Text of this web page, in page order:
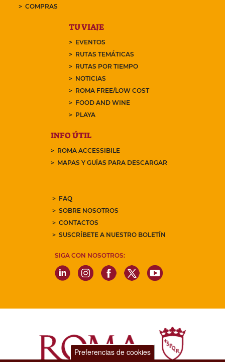
COMPRAS
TU VIAJE
EVENTOS
RUTAS TEMÁTICAS
RUTAS POR TIEMPO
NOTICIAS
ROMA FREE/LOW COST
FOOD AND WINE
PLAYA
INFO ÚTIL
ROMA ACCESSIBILE
MAPAS Y GUÍAS PARA DESCARGAR
FAQ
SOBRE NOSOTROS
CONTACTOS
SUSCRÍBETE A NUESTRO BOLETÍN
SIGA CON NOSOTROS:
Preferencias de cookies